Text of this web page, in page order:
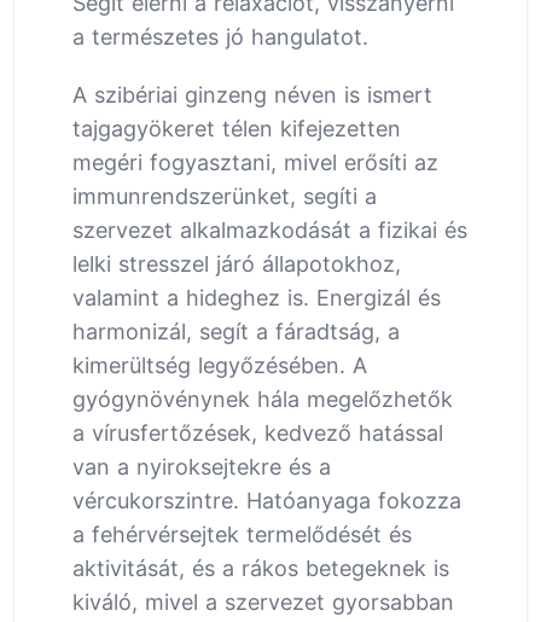
a természetes jó hangulatot.
A szibériai ginzeng néven is ismert
tajgagyökeret télen kifejezetten
megéri fogyasztani, mivel erősíti az
immunrendszerünket, segíti a
szervezet alkalmazkodását a fizikai és
lelki stresszel járó állapotokhoz,
valamint a hideghez is. Energizál és
harmonizál, segít a fáradtság, a
kimerültség legyőzésében. A
gyógynövénynek hála megelőzhetők
a vírusfertőzések, kedvező hatással
van a nyiroksejtekre és a
vércukorszintre. Hatóanyaga fokozza
a fehérvérsejtek termelődését és
aktivitását, és a rákos betegeknek is
kiváló, mivel a szervezet gyorsabban